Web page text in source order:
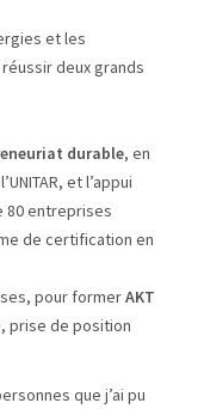
et les
deux grands
durable, en
et l’appui
80 entreprises
de certification en
pour formerAKT
prise de position
que j’ai pu